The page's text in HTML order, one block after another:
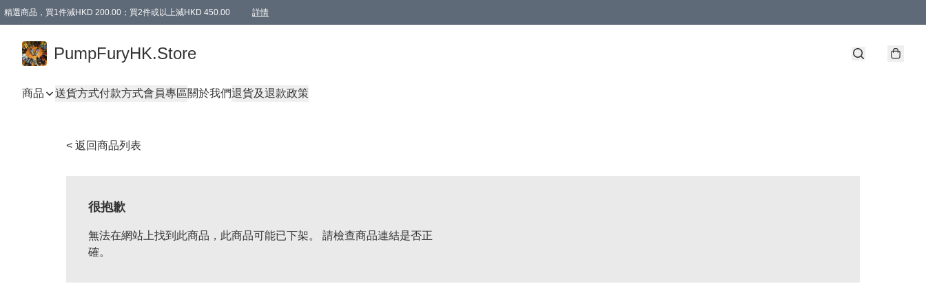
精選商品，買1件減HKD 200.00；買2件或以上減HKD 450.00 詳情
PumpFuryHK.Store
商品 送貨方式付款方式會員專區關於我們退貨及退款政策
< 返回商品列表
很抱歉
無法在網站上找到此商品，此商品可能已下架。 請檢查商品連結是否正
確。